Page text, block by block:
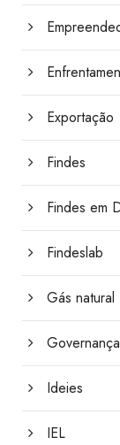
Exportação
Findes
Findes em
Findeslab
Gás natural
Ideies
IEL